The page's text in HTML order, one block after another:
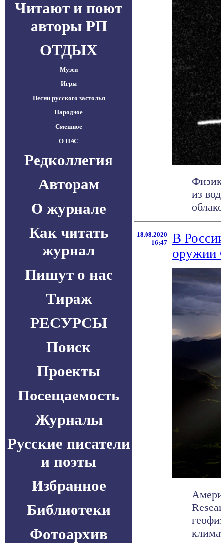
Читают и поют
авторы РП
ОТДЫХ
Музеи
Игры
Песни русского застолья
Народное
Смешное
О НАС
Редколлегия
Авторам
О журнале
Как читать
журнал
Пишут о нас
Тираж
РЕСУРСЫ
Поиск
Проекты
Посещаемость
Журналы
Русские писатели
и поэты
Избранное
Библиотеки
Фотоархив
из
18.08.2020
16:47
В